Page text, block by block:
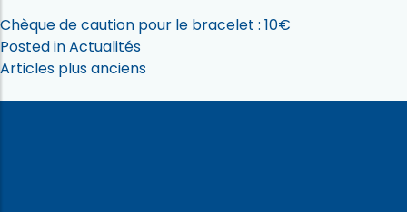
Chèque de caution pour le bracelet : 10€
Posted inActualités
Navigation
des
Articles plus anciens